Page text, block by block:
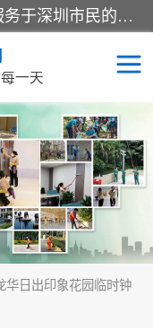
深圳市柏林家政有限公司是一家服务于深圳市民的专业家政公司。致力于为客户提供高质量、多维度的家庭服务，包括养老、母婴、月嫂育婴早教、康复理疗、家电清洗和保洁等方面的专业服务。
一天
华日出印象花园临时钟
嫂
务